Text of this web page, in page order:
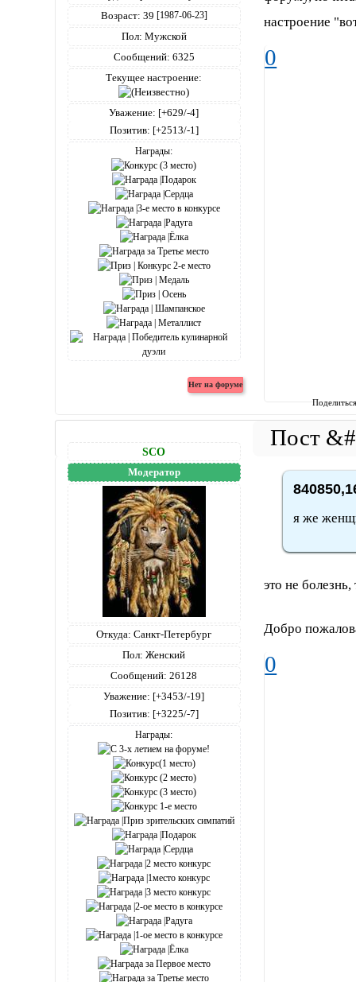
Возраст: 39 [1987-06-23]
Пол: Мужской
Сообщений: 6325
Текущее настроение:
Уважение: [+629/-4]
Позитив: [+2513/-1]
Награды:
настроение
0
SCO
Модератор
Откуда: Санкт-Петербург
Пол: Женский
Сообщений: 26128
Уважение: [+3453/-19]
Позитив: [+3225/-7]
Награды:
я же
это не
Добро
0